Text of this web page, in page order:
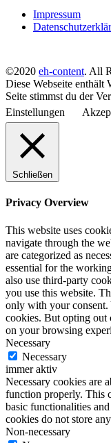
Impressum
©2020 eh-content. All
Diese Webseite
Seite stimmst du der
Einstellungen
Schließen
Privacy Overview
This website uses
navigate through the
are categorized as
essential for the
also use third-party
you use this website.
only with your consent.
cookies. But opting out
on your browsing
Necessary
Necessary
immer aktiv
Necessary cookies are
function properly. This
basic functionalities
cookies do not store
Non-necessary